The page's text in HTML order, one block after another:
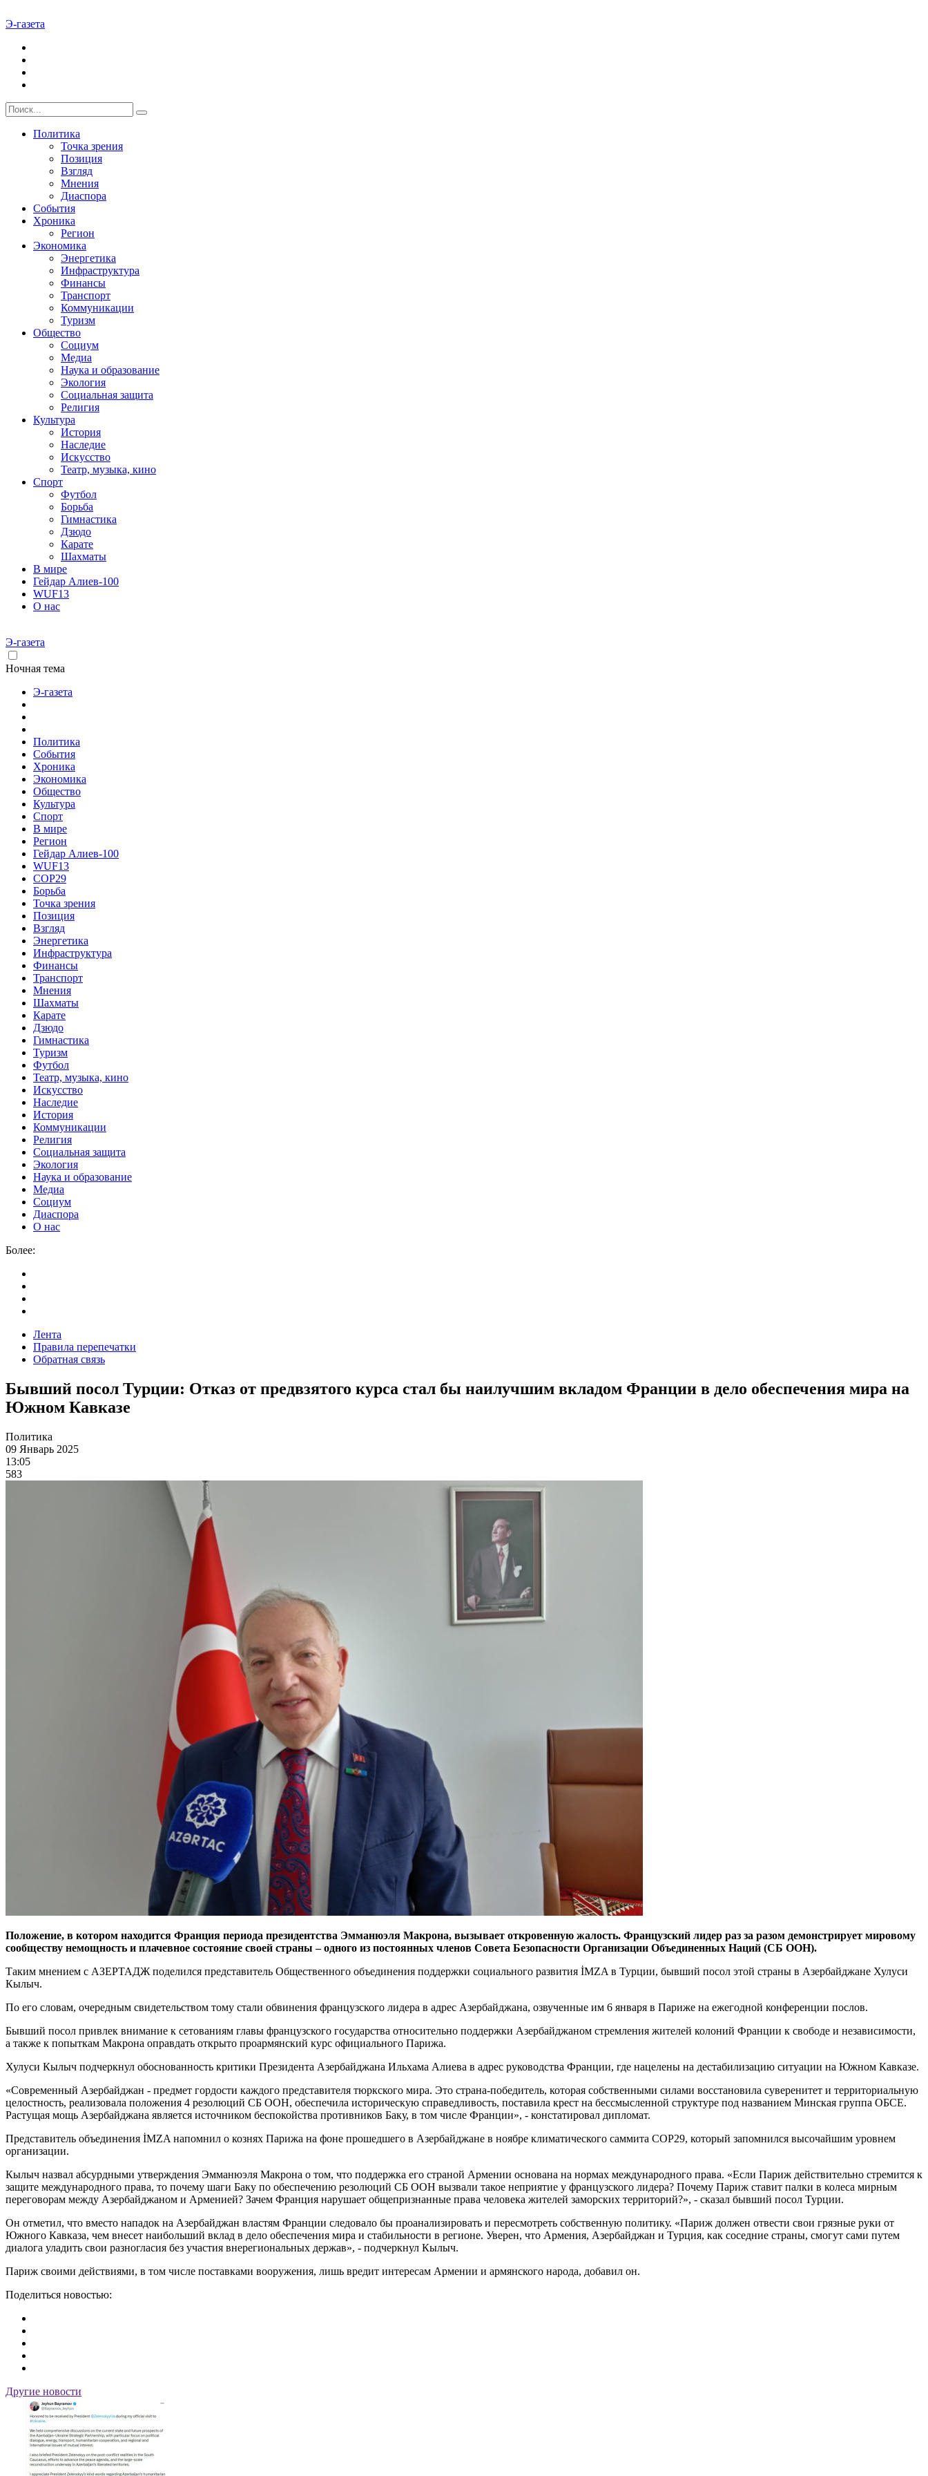
Э-газета
Политика
Точка зрения
Позиция
Взгляд
Мнения
Диаспора
События
Хроника
Регион
Экономика
Энергетика
Инфраструктура
Финансы
Транспорт
Коммуникации
Туризм
Общество
Социум
Медиа
Наука и образование
Экология
Социальная защита
Религия
Культура
История
Наследие
Искусство
Театр, музыка, кино
Спорт
Футбол
Борьба
Гимнастика
Дзюдо
Карате
Шахматы
В мире
Гейдар Алиев-100
WUF13
О нас
Э-газета
Ночная тема
Э-газета
Политика
События
Хроника
Экономика
Общество
Культура
Спорт
В мире
Регион
Гейдар Алиев-100
WUF13
COP29
Борьба
Точка зрения
Позиция
Взгляд
Энергетика
Инфраструктура
Финансы
Транспорт
Мнения
Шахматы
Карате
Дзюдо
Гимнастика
Туризм
Футбол
Театр, музыка, кино
Искусство
Наследие
История
Коммуникации
Религия
Социальная защита
Экология
Наука и образование
Медиа
Социум
Диаспора
О нас
Более:
Лента
Правила перепечатки
Обратная связь
Бывший посол Турции: Отказ от предвзятого курса стал бы наилучшим вкладом Франции в дело обеспечения мира на
Южном Кавказе
Политика
09 Январь 2025
13:05
583
Положение, в котором находится Франция периода президентства Эмманюэля Макрона, вызывает откровенную жалость. Французский лидер раз за разом демонстрирует мировому
сообществу немощность и плачевное состояние своей страны – одного из постоянных членов Совета Безопасности Организации Объединенных Наций (СБ ООН).
Таким мнением с АЗЕРТАДЖ поделился представитель Общественного объединения поддержки социального развития İMZA в Турции, бывший посол этой страны в Азербайджане Хулуси
Кылыч.
По его словам, очередным свидетельством тому стали обвинения французского лидера в адрес Азербайджана, озвученные им 6 января в Париже на ежегодной конференции послов.
Бывший посол привлек внимание к сетованиям главы французского государства относительно поддержки Азербайджаном стремления жителей колоний Франции к свободе и независимости,
а также к попыткам Макрона оправдать открыто проармянский курс официального Парижа.
Хулуси Кылыч подчеркнул обоснованность критики Президента Азербайджана Ильхама Алиева в адрес руководства Франции, где нацелены на дестабилизацию ситуации на Южном Кавказе.
«Современный Азербайджан - предмет гордости каждого представителя тюркского мира. Это страна-победитель, которая собственными силами восстановила суверенитет и территориальную
целостность, реализовала положения 4 резолюций СБ ООН, обеспечила историческую справедливость, поставила крест на бессмысленной структуре под названием Минская группа ОБСЕ.
Растущая мощь Азербайджана является источником беспокойства противников Баку, в том числе Франции», - констатировал дипломат.
Представитель объединения İMZA напомнил о кознях Парижа на фоне прошедшего в Азербайджане в ноябре климатического саммита COP29, который запомнился высочайшим уровнем
организации.
Кылыч назвал абсурдными утверждения Эмманюэля Макрона о том, что поддержка его страной Армении основана на нормах международного права. «Если Париж действительно стремится к
защите международного права, то почему шаги Баку по обеспечению резолюций СБ ООН вызвали такое неприятие у французского лидера? Почему Париж ставит палки в колеса мирным
переговорам между Азербайджаном и Арменией? Зачем Франция нарушает общепризнанные права человека жителей заморских территорий?», - сказал бывший посол Турции.
Он отметил, что вместо нападок на Азербайджан властям Франции следовало бы проанализировать и пересмотреть собственную политику. «Париж должен отвести свои грязные руки от
Южного Кавказа, чем внесет наибольший вклад в дело обеспечения мира и стабильности в регионе. Уверен, что Армения, Азербайджан и Турция, как соседние страны, смогут сами путем
диалога уладить свои разногласия без участия внерегиональных держав», - подчеркнул Кылыч.
Париж своими действиями, в том числе поставками вооружения, лишь вредит интересам Армении и армянского народа, добавил он.
Поделиться новостью:
Другие новости